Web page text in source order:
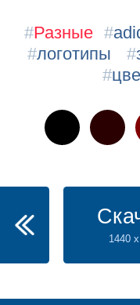
#Разные #
#логотипы #
#
1440